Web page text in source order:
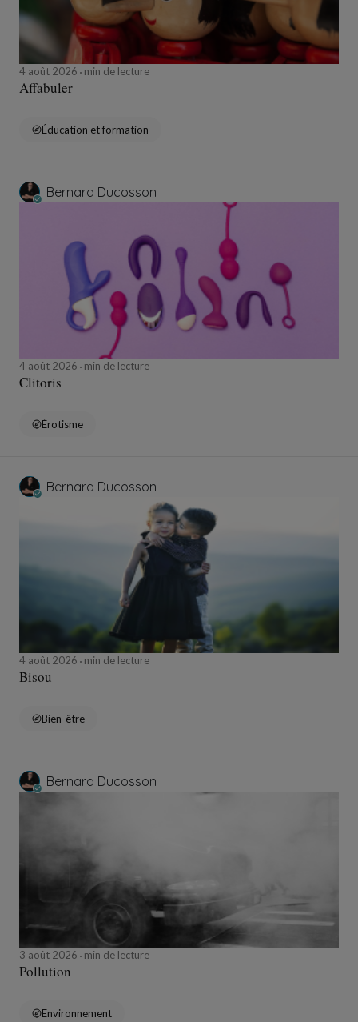
4 août 2026 min de lecture
Affabuler
Éducation et formation
Bernard Ducosson
4 août 2026 min de lecture
Clitoris
Érotisme
Bernard Ducosson
4 août 2026 min de lecture
Bisou
Bien-être
Bernard Ducosson
3 août 2026 min de lecture
Pollution
Environnement